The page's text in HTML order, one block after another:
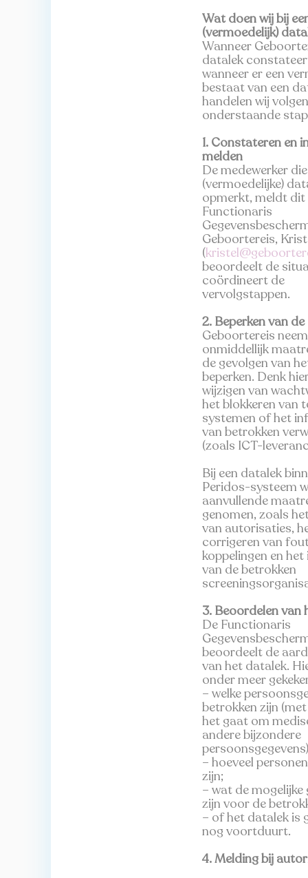
Wat doen wij bij
(vermoedelijk)
Wanneer
datalek
wanneer er een
bestaat van een
handelen wij
onderstaande
1. Constateren en
melden
De medewerker
(vermoedelijke)
opmerkt, meldt
Functionaris
Geboortereis,
(
beoordeelt de
coördineert de
vervolgstappen.
2. Beperken van
Geboortereis
onmiddellijk
de gevolgen van
beperken. Denk
wijzigen van
het blokkeren van
systemen of het
van betrokken
(zoals ICT-
Bij een datalek
Peridos-systeem
aanvullende
genomen, zoals
van autorisaties,
corrigeren van
koppelingen en
van de betrokken
3. Beoordelen van
De Functionaris
beoordeelt de
van het datalek.
onder meer
– welke
betrokken zijn
het gaat om
andere bijzondere
– hoeveel
zijn;
– wat de mogelijke
zijn voor de
– of het datalek is
nog voortduurt.
4. Melding bij